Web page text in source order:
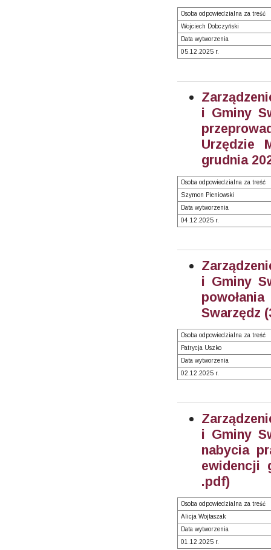
Osoba odpowiedzialna za treść
Wojciech Dobczyński
Data wytworzenia
05.12.2025 r.
i Gminy
Urzędzie
grudnia
Osoba odpowiedzialna za treść
Szymon Pieniowski
Data wytworzenia
04.12.2025 r.
i Gminy
Swarzędz
Osoba odpowiedzialna za treść
Patrycja Uszko
Data wytworzenia
02.12.2025 r.
i Gminy
nabycia
ewidencji
.pdf)
Osoba odpowiedzialna za treść
Alicja Wojtaszak
Data wytworzenia
01.12.2025 r.